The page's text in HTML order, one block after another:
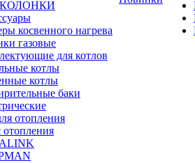
косвенного нагрева
газовые
для котлов
котлы
котлы
баки